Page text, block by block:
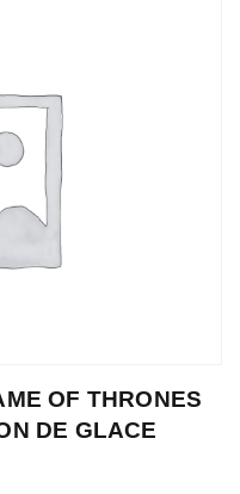
OF THRONES
DE GLACE